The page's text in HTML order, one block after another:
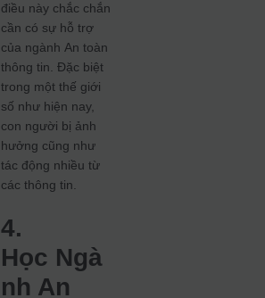
điều này chắc chắn
cần có sự hỗ trợ
của ngành An toàn
thông tin. Đặc biệt
trong một thế giới
số như hiện nay,
con người bị ảnh
hưởng cũng như
tác động nhiều từ
các thông tin.
4.
Học Ngà
nh An